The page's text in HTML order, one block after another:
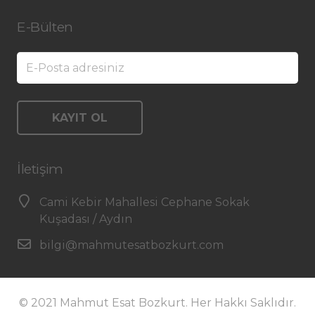
E-Bülten
İletişim
Cami Kebir Mahallesi Cephane Sokak
Kuşadası / Aydın
bilgi@mahmutesatbozkurt.com
© 2021 Mahmut Esat Bozkurt. Her Hakkı Saklıdır.